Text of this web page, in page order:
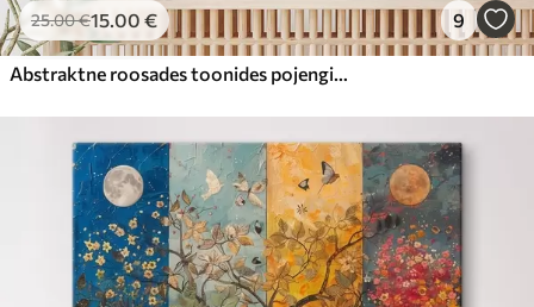
25.00€15.00 € 9
Abstraktne roosades toonides pojengide kimp